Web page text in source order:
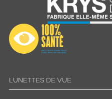
LUNETTES DE VUE